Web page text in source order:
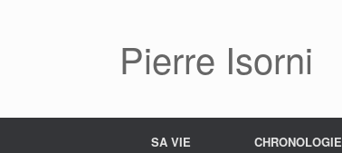
Pierre Isorni
SA VIE CHRONOLOGIE